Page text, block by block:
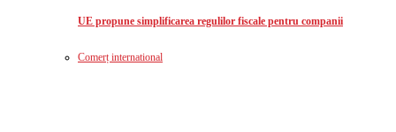
UE propune simplificarea regulilor fiscale pentru companii
Comerț international